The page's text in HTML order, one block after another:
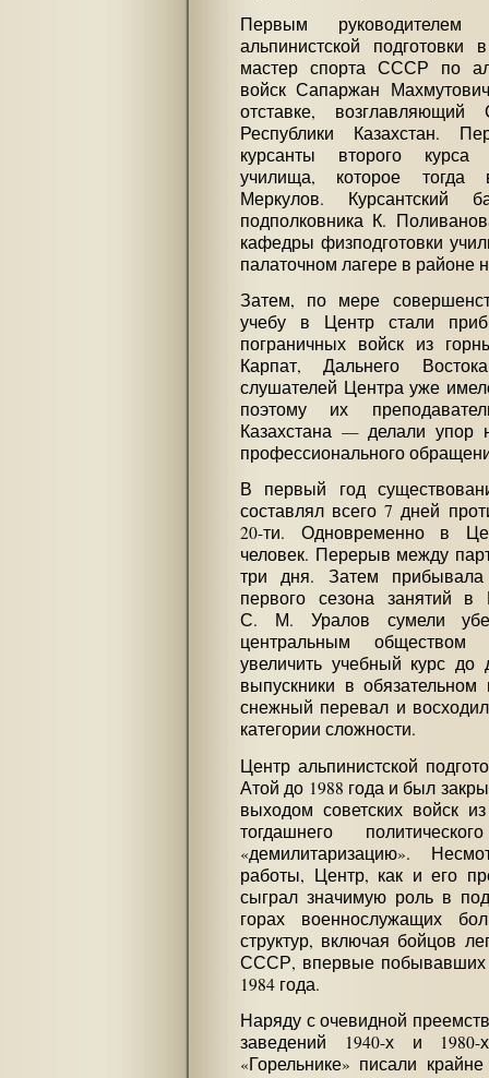
Первым руководителем
альпинистской
мастер спорта СССР по
войск Сапаржан
отставке, возглавляющий
Республики Казахстан.
курсанты второго курса
училища, которое тогда
Меркулов. Курсантский
подполковника К.
кафедры физподготовки
палаточном лагере в районе
Затем, по мере
учебу в Центр стали
пограничных войск из
Карпат, Дальнего
слушателей Центра уже
поэтому их
Казахстана — делали упор
профессионального
В первый год
составлял всего 7 дней
20-ти. Одновременно в
человек. Перерыв между
три дня. Затем
первого сезона занятий
С. М. Уралов сумели
центральным
увеличить учебный курс до
выпускники в
снежный перевал и
категории сложности.
Центр альпинистской
Атой до 1988 года и был
выходом советских войск
тогдашнего
«демилитаризацию».
работы, Центр, как и его
сыграл значимую роль в
горах военнослужащих
структур, включая бойцов
СССР, впервые побывавших
1984 года.
Наряду с очевидной
заведений 1940-х и
«Горельнике» писали